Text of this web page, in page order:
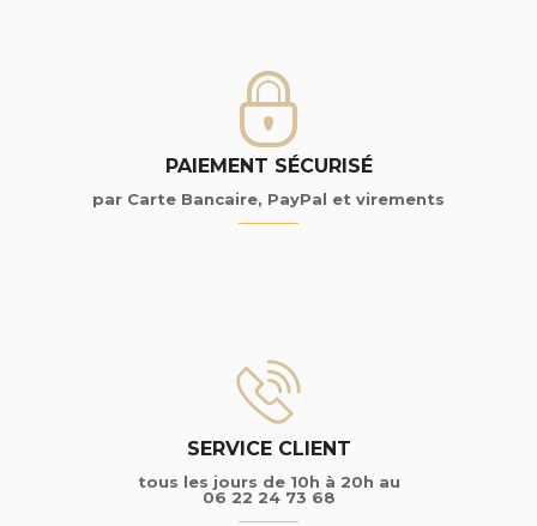
PAIEMENT SÉCURISÉ
par Carte Bancaire, PayPal et virements
SERVICE CLIENT
tous les jours de 10h à 20h au
06 22 24 73 68